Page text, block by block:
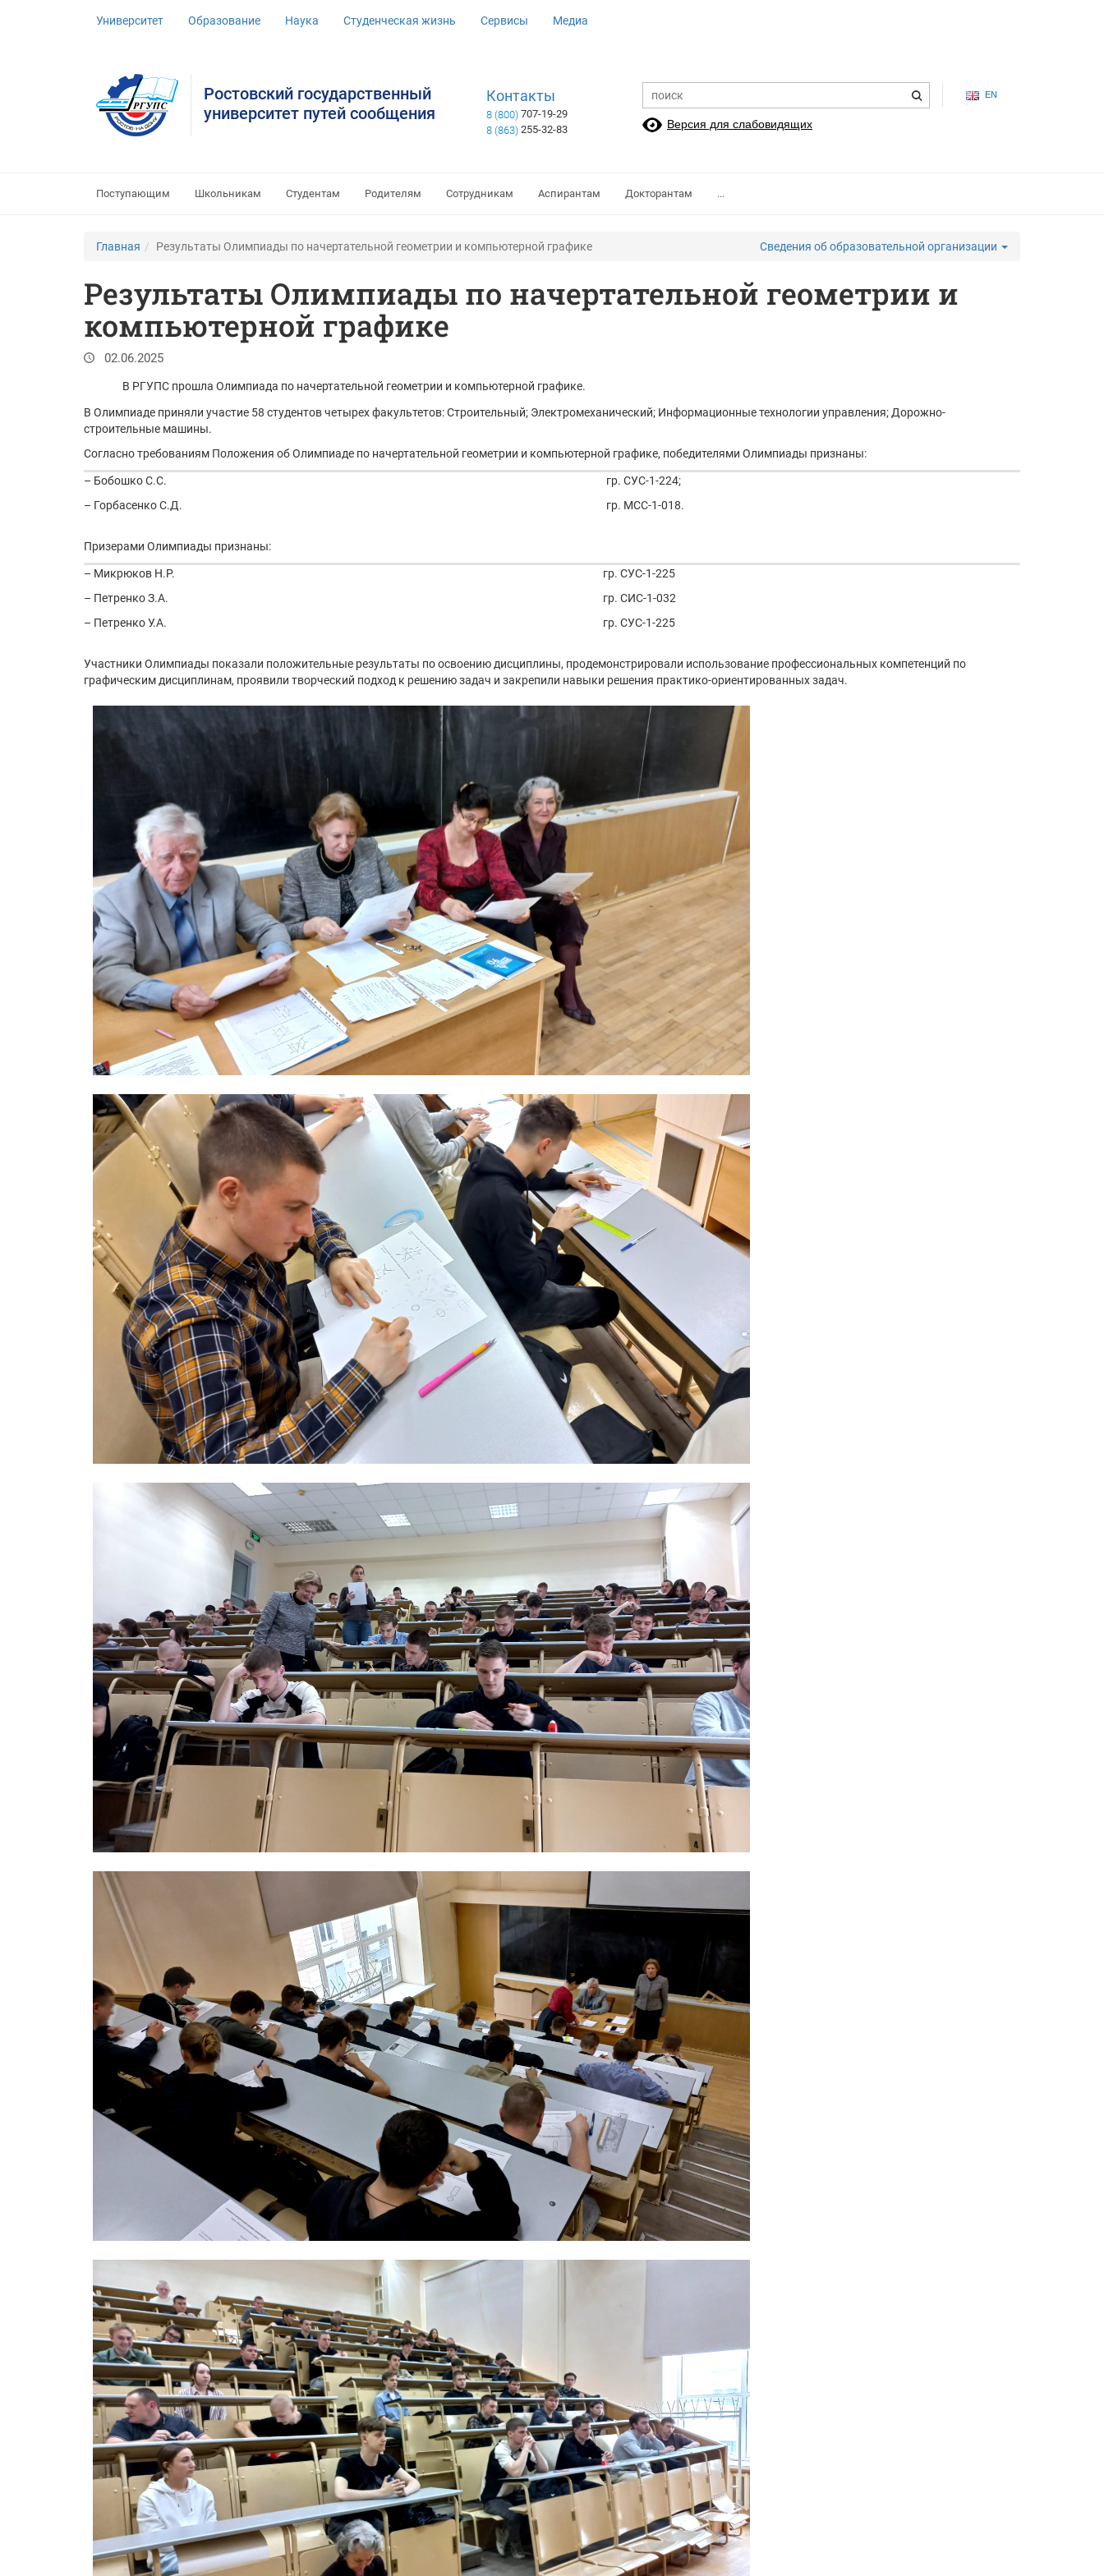
Университет Образование Наука Студенческая жизнь Сервисы Медиа
EN
Ростовский государственный
университет путей сообщения
Контакты
8 (800) 707-19-29
8 (863) 255-32-83 Версия для слабовидящих
Поступающим Школьникам Студентам Родителям Сотрудникам Аспирантам Докторантам ...
Главная Результаты Олимпиады по начертательной геометрии и компьютерной графике Сведения об образовательной организации
Результаты Олимпиады по начертательной геометрии и
компьютерной графике
02.06.2025
В РГУПС прошла Олимпиада по начертательной геометрии и компьютерной графике.
В Олимпиаде приняли участие 58 студентов четырех факультетов: Строительный; Электромеханический; Информационные технологии управления; Дорожно-
строительные машины.
Согласно требованиям Положения об Олимпиаде по начертательной геометрии и компьютерной графике, победителями Олимпиады признаны:
– Бобошко С.С.
гр. СУС-1-224;
– Горбасенко С.Д.
гр. МСС-1-018.
Призерами Олимпиады признаны:
– Микрюков Н.Р.
гр. СУС-1-225
– Петренко З.А.
гр. СИС-1-032
– Петренко У.А.
гр. СУС-1-225
Участники Олимпиады показали положительные результаты по освоению дисциплины, продемонстрировали использование профессиональных компетенций по
графическим дисциплинам, проявили творческий подход к решению задач и закрепили навыки решения практико-ориентированных задач.